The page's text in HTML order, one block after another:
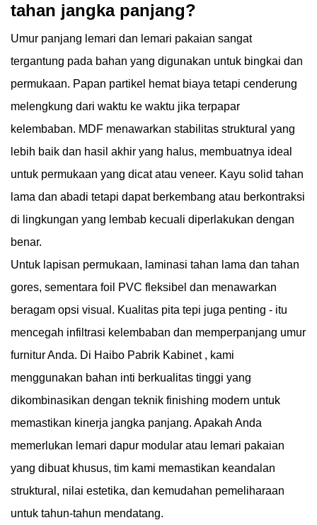
tahan jangka panjang?
Umur panjang lemari dan lemari pakaian sangat
tergantung pada bahan yang digunakan untuk bingkai dan
permukaan. Papan partikel hemat biaya tetapi cenderung
melengkung dari waktu ke waktu jika terpapar
kelembaban. MDF menawarkan stabilitas struktural yang
lebih baik dan hasil akhir yang halus, membuatnya ideal
untuk permukaan yang dicat atau veneer. Kayu solid tahan
lama dan abadi tetapi dapat berkembang atau berkontraksi
di lingkungan yang lembab kecuali diperlakukan dengan
benar.
Untuk lapisan permukaan, laminasi tahan lama dan tahan
gores, sementara foil PVC fleksibel dan menawarkan
beragam opsi visual. Kualitas pita tepi juga penting - itu
mencegah infiltrasi kelembaban dan memperpanjang umur
furnitur Anda. Di Haibo Pabrik Kabinet , kami
menggunakan bahan inti berkualitas tinggi yang
dikombinasikan dengan teknik finishing modern untuk
memastikan kinerja jangka panjang. Apakah Anda
memerlukan lemari dapur modular atau lemari pakaian
yang dibuat khusus, tim kami memastikan keandalan
struktural, nilai estetika, dan kemudahan pemeliharaan
untuk tahun-tahun mendatang.